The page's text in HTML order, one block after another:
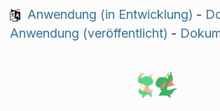
Anwendung (in Entwicklung) -
Anwendung (veröffentlicht) -